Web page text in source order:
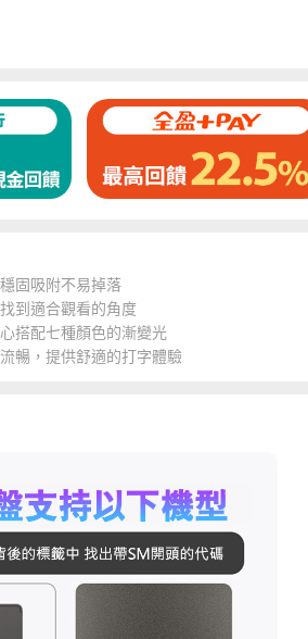
固吸附不易掉落
到適合觀看的角度
搭配七種顏色的漸變光
暢，提供舒適的打字體驗